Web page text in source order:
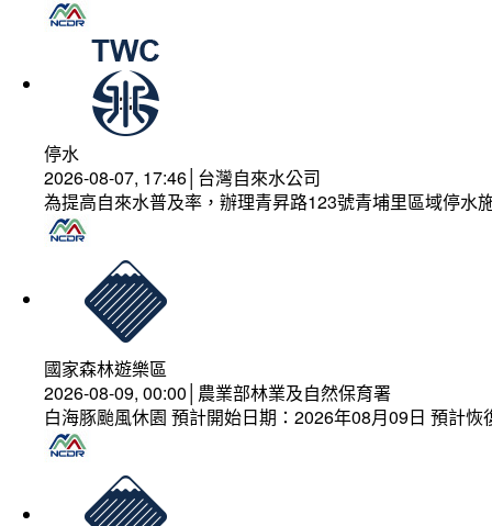
停水
2026-08-07, 17:46│台灣自來水公司
為提高自來水普及率，辦理青昇路123號青埔里區域停水
國家森林遊樂區
2026-08-09, 00:00│農業部林業及自然保育署
白海豚颱風休園 預計開始日期：2026年08月09日 預計